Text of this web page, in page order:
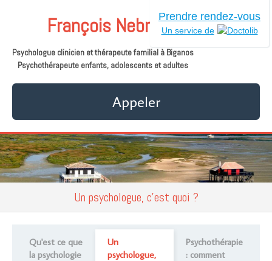
François Nebra
Psychologue clinicien et thérapeute familial à Biganos
Psychothérapeute enfants, adolescents et adultes
Appeler
Un psychologue, c'est quoi ?
Qu'est ce que
la psychologie
Un
psychologue,
Psychothérapie
: comment
Prendre rendez-vous
Un service de